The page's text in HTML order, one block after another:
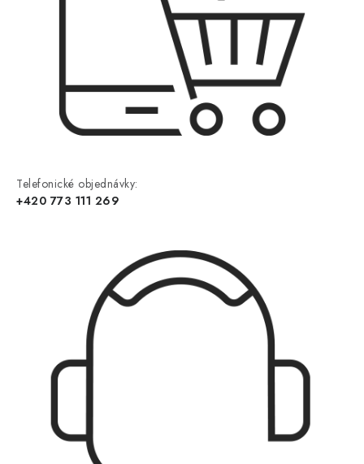
Telefonické objednávky:
+420 773 111 269